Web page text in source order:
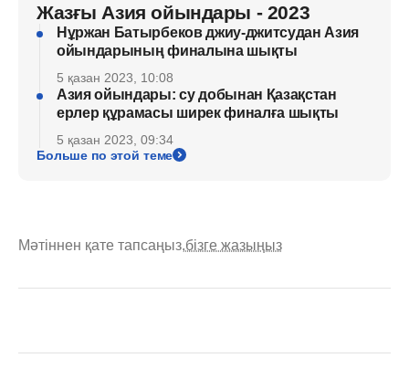
Жазғы Азия ойындары - 2023
Нұржан Батырбеков джиу-джитсудан Азия
ойындарының финалына шықты
5 қазан 2023, 10:08
Азия ойындары: су добынан Қазақстан
ерлер құрамасы ширек финалға шықты
5 қазан 2023, 09:34
Больше по этой теме
Мәтіннен қате тапсаңыз,бізге жазыңыз